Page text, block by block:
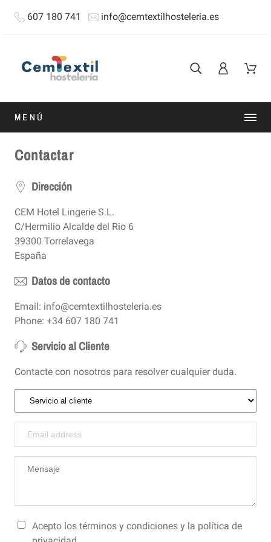
607 180 741 info@cemtextilhosteleria.es
MENÚ
Contactar
Dirección
CEM Hotel Lingerie S.L.
C/Hermilio Alcalde del Rio 6
39300 Torrelavega
España
Datos de contacto
Email: info@cemtextilhosteleria.es
Phone: +34 607 180 741
Servicio al Cliente
Contacte con nosotros para resolver cualquier duda.
Acepto los términos y condiciones y la política de